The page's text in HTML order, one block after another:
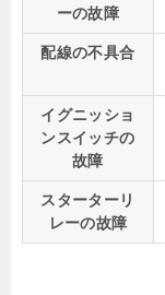
ーの故障
配線の不具合
イグニッショ
ンスイッチの
故障
スターターリ
レーの故障